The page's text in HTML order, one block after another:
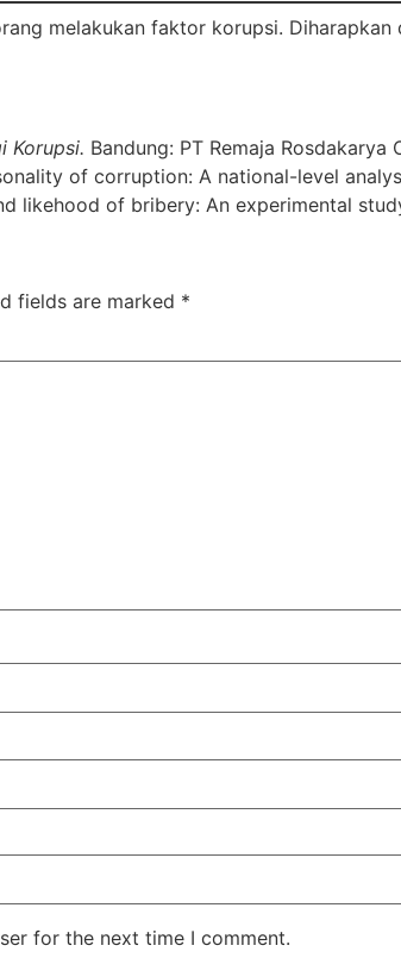
melakukan faktor korupsi.
Korupsi. Bandung: PT Remaja Rosdakarya
of corruption: A national-level
likehood of bribery: An experimental
fields are marked *
for the next time I comment.